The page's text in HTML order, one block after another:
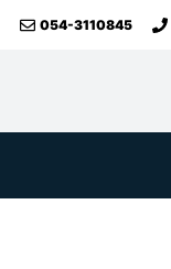
054-3110845